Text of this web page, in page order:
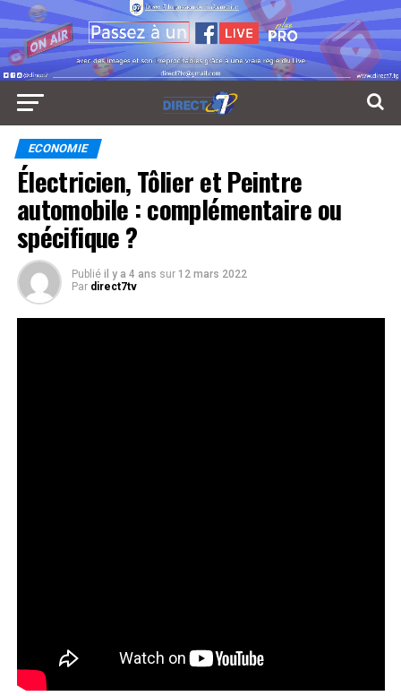
ECONOMIE
Électricien, Tôlier et Peintre
automobile : complémentaire ou
spécifique ?
Publié il y a 4 ans sur 12 mars 2022
Par direct7tv